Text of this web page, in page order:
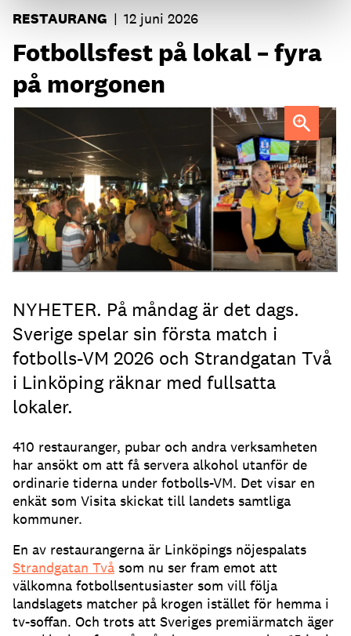
RESTAURANG | 12 juni 2026
Fotbollsfest på lokal – fyra
på morgonen
Strandgatan Två välkomnar svenska fotbollsfans kl 04.
NYHETER. På måndag är det dags.
Sverige spelar sin första match i
fotbolls-VM 2026 och Strandgatan Två
i Linköping räknar med fullsatta
lokaler.
410 restauranger, pubar och andra verksamheten
har ansökt om att få servera alkohol utanför de
ordinarie tiderna under fotbolls-VM. Det visar en
enkät som Visita skickat till landets samtliga
kommuner.
En av restaurangerna är Linköpings nöjespalats
Strandgatan Två som nu ser fram emot att
välkomna fotbollsentusiaster som vill följa
landslagets matcher på krogen istället för hemma i
tv-soffan. Och trots att Sveriges premiärmatch äger